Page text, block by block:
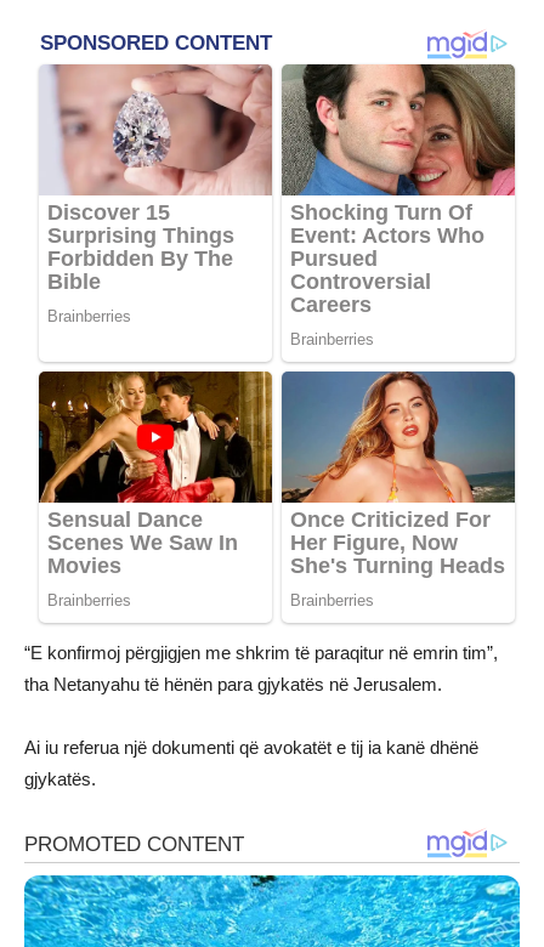
“E konfirmoj përgjigjen me shkrim të paraqitur në emrin tim”,
tha Netanyahu të hënën para gjykatës në Jerusalem.
Ai iu referua një dokumenti që avokatët e tij ia kanë dhënë
gjykatës.